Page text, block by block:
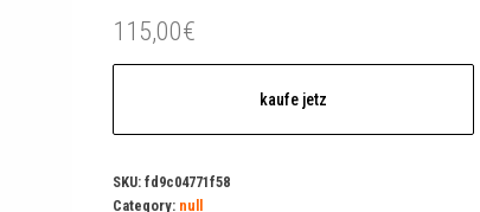
115,00€
kaufe jetz
SKU: fd9c04771f58
Category: null